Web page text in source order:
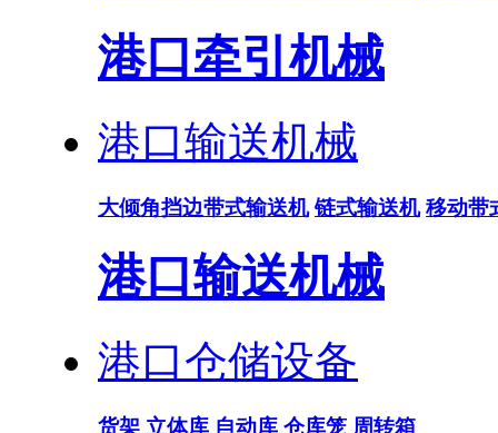
港口牵引机械
港口输送机械
大倾角挡边带式输送机 链式输送机 移动带
港口输送机械
港口仓储设备
货架 立体库 自动库 仓库笼 周转箱